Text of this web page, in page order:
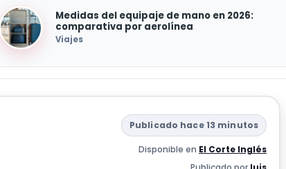
Medidas del equipaje de mano en 2026:
comparativa por aerolínea
Viajes
Publicado hace 13 minutos
Disponible en El Corte Inglés